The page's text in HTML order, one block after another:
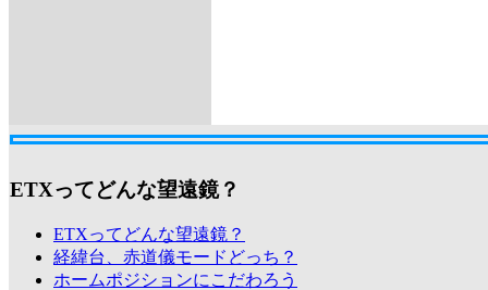
ETXってどんな望遠鏡？
ETXってどんな望遠鏡？
経緯台、赤道儀モードどっち？
ホームポジションにこだわろう